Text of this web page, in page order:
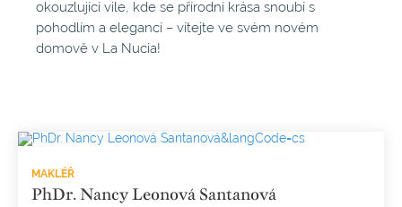
okouzlující vile, kde se přírodní krása snoubí s
pohodlím a elegancí – vítejte ve svém novém
domově v La Nucia!
MAKLÉŘ
PhDr. Nancy Leonová Santanová